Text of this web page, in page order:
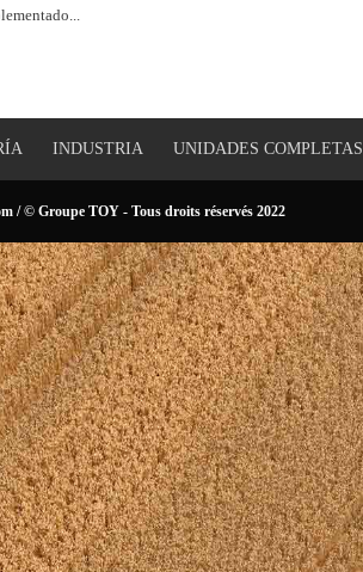
INDUSTRIA UNIDADES COMPLETAS
/ © Groupe TOY - Tous droits réservés 2022